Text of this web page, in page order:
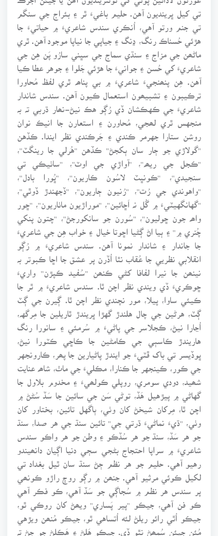
تي کيل ڀرينديون آهن. حليم باغيءَ ٿر ۽ بئراج جي سنگم
تي جنم ورتو آهي، اُنڪري سندس شاعريءَ ۾ حياتيءَ جا
هڙئي حُسناڪ رنگ، ڍنگ ۽ جياپي جا نياپا موجود آهن. ٿري
ماڻھن جي مزاج ۽ سنڌي سماج جي سڀني سارُو پَن هِن جي
شاعريءَ کي حُسن ۽ جوانيءَ جا هڙئي جَلوا ۽ جوهر عطا ڪيا
آهن. هِن پنھنجيءَ شاعريءَ ۾ بي پناھہ ٿري لفظ مُحاورا
ترڪيبون ۽ تشبيھون استعمال ڪيون آهن. سندس شاندار
شاعريءَ جي ڪهڪشان ڏي رُڳو هڪ نيڻ-نھار ڌربي تہ بہ
منجهس ٿري لھجي، مُحاورن ۽ استعارن جا انيڪ نوان
روشن ستارا جهرمر ڪندي ۽ جَرڪندي نظر ايندا. ڪڏهن
''گولاڙي جو ڄار سان ٻکجڻ'' ڪڏهن ''هُرلي جا رينگٽ''،
''ڪجل جي ريھہ''، ''آواڙي جي اوٽ''، ''ساٺيڪي تي
سنجيدي''، ''ڪونڀٽ لاسُون ڪاريون''، ''ڀُورا بادل''،
''واهوندي جي رُت''، ''رُنيون ڄاريون''، ''ڏجهندڙ ڏوٿي''،
''گهانگهيٽيءَ ۾ گُل نہ اَڇائين''، ''موراڙيون ماٺاريون''، ''ڇور
واھہ جون ڇوليون''، ''سُورن جو سانکورجڻ''، ''چتون پنکي
چُنري ۾'' ۽ ٻيا اڻ ڳڻيا اڇوتا خيال ۽ خواب هِن جي شاعريءَ
جا جاندار ۽ شاندار نمونا آهن. سندس شاعريءَ ۾ رُڳو
انقلابي نظريي جا عُقاب نٿا اُڏرن پر عشق جا اڇا ڪبوتر بہ
نينھن جا نيرا لفافا کڻي ڪنھن ''سُفيد ڪپڙن'' واريءَ
ڇوڪريءَ ڏي ويندي نظر اچن ٿا. سندس شاعريءَ ۾ ٿر جا
ڪيئي ساوا، پيلا، مور نچندي نظر اچن ٿا. ڳيرن جي ڳٽ
ڳٽ، هرڻين جي چال هلندڙ گهڙا ڀريندڙ ٿاريلين جا مِرگهہ،
اُڃارا نيڻ، ڪجلاسر جي پاڻيءَ ۾ سُرمئي ۽ سانورا رنگ
هاريندڙ ڪاسٻي جي ڪامڻين جا ڪاڇي ڪٽورا نيڻ،
ڀوڏيسر تي باک ڦٽيءَ جو ايندڙ پاڻيارين جا پھر، ڪارونجهر
جي ڪور، ڪينجهر جا ڪنارا، مڪليءَ جي ماٺ، شاھہ عنايت
شھيد، دودي سومري، روپلي ڪولھيءَ ۽ مخدوم بلاول جا
گهاڻي ۾ پيڙهيل هَڏ، توڻي سَن جي سائين جا سَڏ سُڻڻ ۾
اچن ٿا، مِرکان شيخڻ کان وٺي، ٻاگهل تائين، بختاور کان
وٺي، ''ڌيءَ نماڻيءَ ڌرتي جي'' تائين سنڌ جي هر صدا، سنڌ
جو هر سَڏ، سنڌ جو هر سُڏڪو ۽ وطن جو هر واڪو سندس
شاعريءَ ۾ سراپا احتجاج بڻجي سڄي دنيا اڳيان دانھيندو
رهيو آهي. حليم جو هر نظم ڄڻ سنڌ سان ٿيل بغداد تي
لکيل ڪوئي مرثيو آهي. جنھن ۾ رڳو روڄ راڙو ڪونھي
پر سندس هر نظم ۾ سُجاڳي جو سَڏ آهي، ڪو فڪر آهي
ڪو فن آهي، جيڪو ''پير پَساري'' ويھڻ کان روڪي ٿو،
جيڪو اُٿي رائو ريلڻ لئه اُتساهي ٿو، جيڪو مُنھن ويڙهي
مُئن جيئن سُمھڻ نٿو ڏي. جيڪو هَلڻ ۽ هَڪلڻ جو ڄڻ تہ